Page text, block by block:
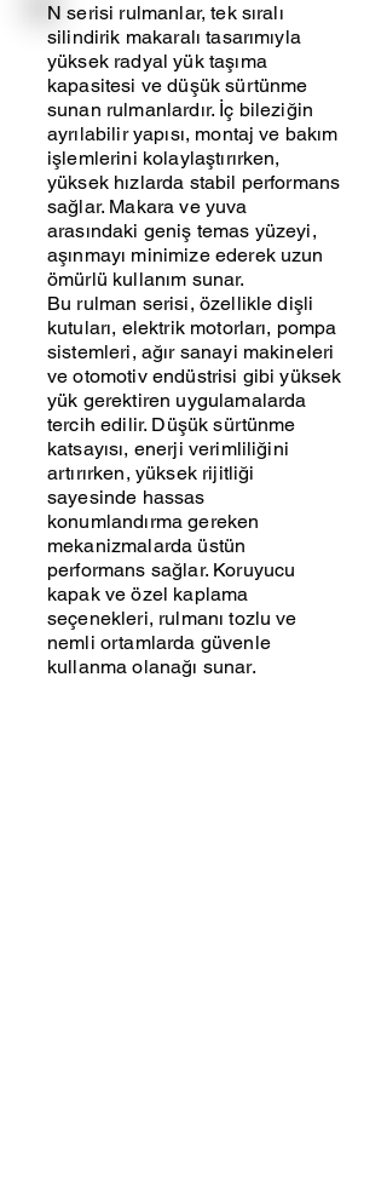
N serisi rulmanlar, tek sıralı
silindirik makaralı tasarımıyla
yüksek radyal yük taşıma
kapasitesi ve düşük sürtünme
sunan rulmanlardır. İç bileziğin
ayrılabilir yapısı, montaj ve bakım
işlemlerini kolaylaştırırken,
yüksek hızlarda stabil performans
sağlar. Makara ve yuva
arasındaki geniş temas yüzeyi,
aşınmayı minimize ederek uzun
ömürlü kullanım sunar.
Bu rulman serisi, özellikle dişli
kutuları, elektrik motorları, pompa
sistemleri, ağır sanayi makineleri
ve otomotiv endüstrisi gibi yüksek
yük gerektiren uygulamalarda
tercih edilir. Düşük sürtünme
katsayısı, enerji verimliliğini
artırırken, yüksek rijitliği
sayesinde hassas
konumlandırma gereken
mekanizmalarda üstün
performans sağlar. Koruyucu
kapak ve özel kaplama
seçenekleri, rulmanı tozlu ve
nemli ortamlarda güvenle
kullanma olanağı sunar.